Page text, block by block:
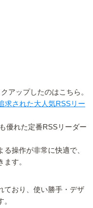
アップしたのはこちら。
求された大人気RSSリー
優れた定番RSSリーダー
る操作が非常に快適で、
す。
ており、使い勝手・デザ